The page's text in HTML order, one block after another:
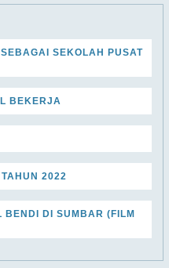
SEKOLAH PUSAT
BEKERJA
2022
DI SUMBAR (FILM